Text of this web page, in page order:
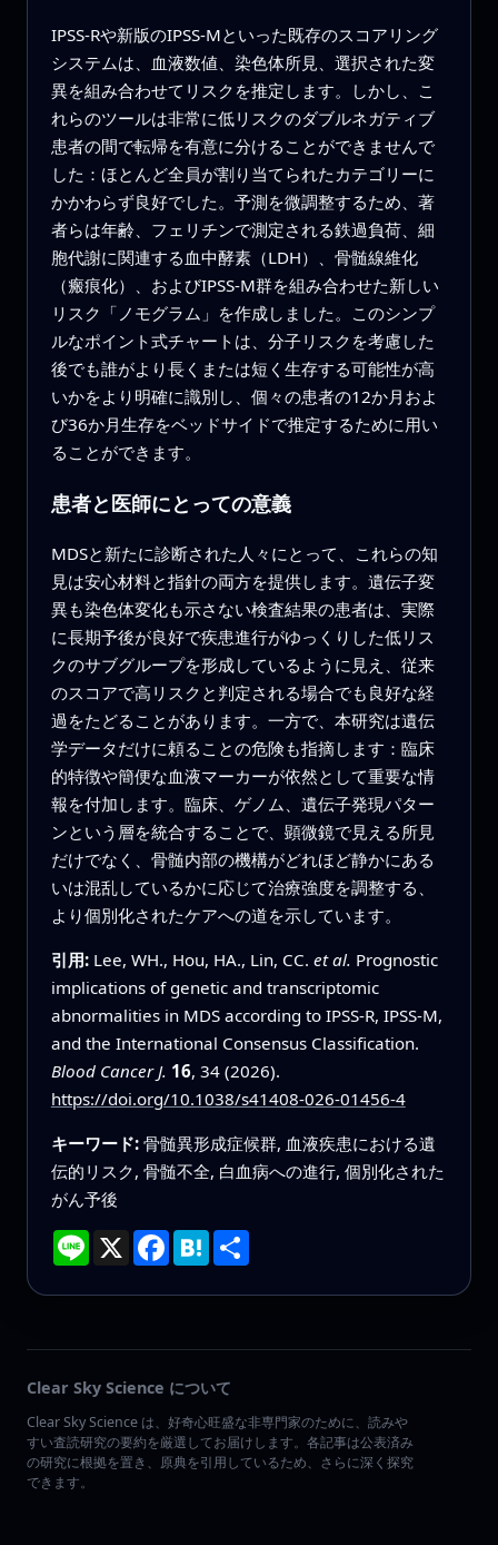
IPSS‑Rや新版のIPSS‑Mといった既存のスコアリング
システムは、血液数値、染色体所見、選択された変
異を組み合わせてリスクを推定します。しかし、こ
れらのツールは非常に低リスクのダブルネガティブ
患者の間で転帰を有意に分けることができませんで
した：ほとんど全員が割り当てられたカテゴリーに
かかわらず良好でした。予測を微調整するため、著
者らは年齢、フェリチンで測定される鉄過負荷、細
胞代謝に関連する血中酵素（LDH）、骨髄線維化
（瘢痕化）、およびIPSS‑M群を組み合わせた新しい
リスク「ノモグラム」を作成しました。このシンプ
ルなポイント式チャートは、分子リスクを考慮した
後でも誰がより長くまたは短く生存する可能性が高
いかをより明確に識別し、個々の患者の12か月およ
び36か月生存をベッドサイドで推定するために用い
ることができます。
患者と医師にとっての意義
MDSと新たに診断された人々にとって、これらの知
見は安心材料と指針の両方を提供します。遺伝子変
異も染色体変化も示さない検査結果の患者は、実際
に長期予後が良好で疾患進行がゆっくりした低リス
クのサブグループを形成しているように見え、従来
のスコアで高リスクと判定される場合でも良好な経
過をたどることがあります。一方で、本研究は遺伝
学データだけに頼ることの危険も指摘します：臨床
的特徴や簡便な血液マーカーが依然として重要な情
報を付加します。臨床、ゲノム、遺伝子発現パター
ンという層を統合することで、顕微鏡で見える所見
だけでなく、骨髄内部の機構がどれほど静かにある
いは混乱しているかに応じて治療強度を調整する、
より個別化されたケアへの道を示しています。
引用: Lee, WH., Hou, HA., Lin, CC. et al. Prognostic
implications of genetic and transcriptomic
abnormalities in MDS according to IPSS-R, IPSS-M,
and the International Consensus Classification.
Blood Cancer J. 16, 34 (2026).
https://doi.org/10.1038/s41408-026-01456-4
キーワード: 骨髄異形成症候群, 血液疾患における遺
伝的リスク, 骨髄不全, 白血病への進行, 個別化された
がん予後
Line X Facebook
Hatena
共
有
Clear Sky Science について
Clear Sky Science は、好奇心旺盛な非専門家のために、読みや
すい査読研究の要約を厳選してお届けします。各記事は公表済み
の研究に根拠を置き、原典を引用しているため、さらに深く探究
できます。